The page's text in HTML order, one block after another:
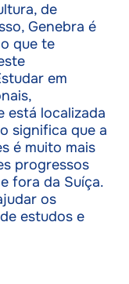
de
Genebra é
que te
em
está localizada
significa que a
é muito mais
progressos
fora da Suíça.
os
estudos e